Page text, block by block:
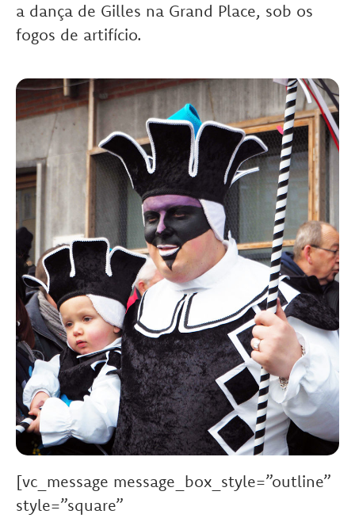
a dança de Gilles na Grand Place, sob os
fogos de artifício.
[vc_message message_box_style=”outline”
style=”square”